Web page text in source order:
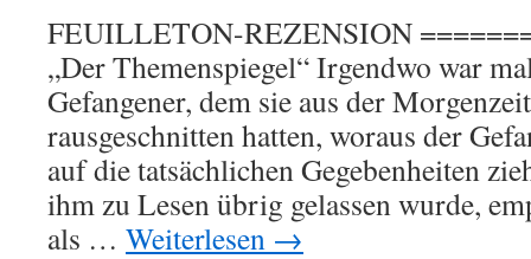
FEUILLETON-REZENSION
„Der Themenspiegel“ Irgendwo war
Gefangener, dem sie aus der
rausgeschnitten hatten, woraus der
auf die tatsächlichen Gegebenheiten
ihm zu Lesen übrig gelassen wurde,
als … Weiterlesen →